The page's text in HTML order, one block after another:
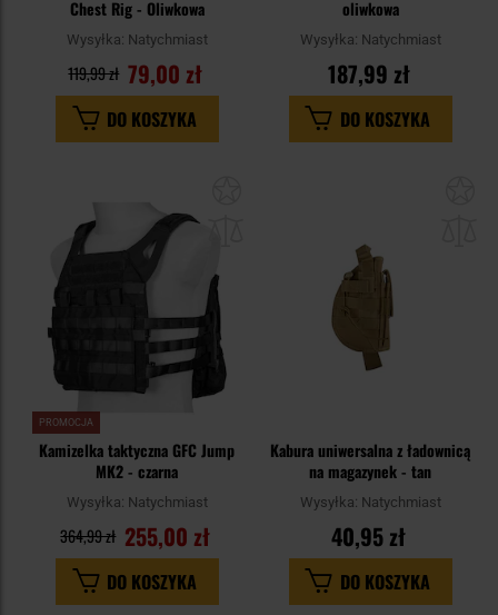
Chest Rig - Oliwkowa
Wysyłka: Natychmiast
79,00 zł
119,99 zł
DO KOSZYKA
oliwkowa
Wysyłka: Natychmiast
187,99 zł
DO KOSZYKA
PROMOCJA
Kamizelka taktyczna GFC Jump
MK2 - czarna
Wysyłka: Natychmiast
255,00 zł
364,99 zł
DO KOSZYKA
Kabura uniwersalna z ładownicą
na magazynek - tan
Wysyłka: Natychmiast
40,95 zł
DO KOSZYKA